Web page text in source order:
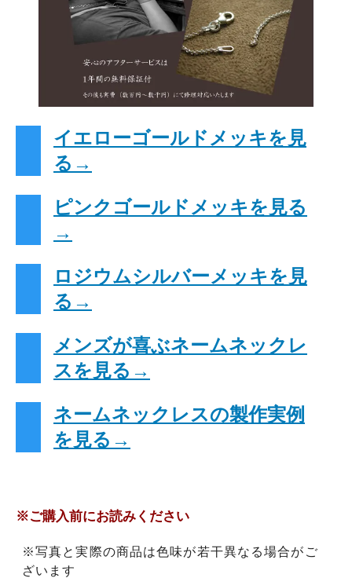
イエローゴールドメッキを見
る→
ピンクゴールドメッキを見る
→
ロジウムシルバーメッキを見
る→
メンズが喜ぶネームネックレ
スを見る→
ネームネックレスの製作実例
を見る→
※ご購入前にお読みください
※写真と実際の商品は色味が若干異なる場合がご
ざいます